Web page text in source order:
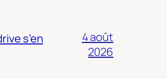
s’en
4 août
2026